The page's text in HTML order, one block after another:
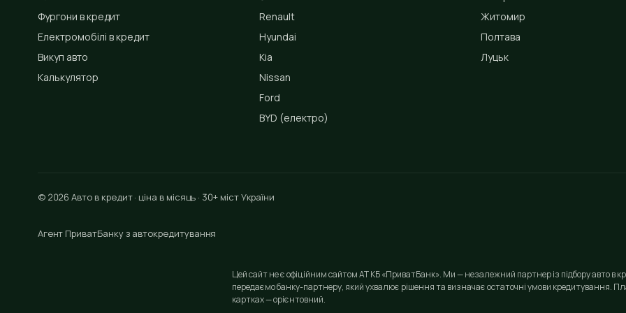
Фургони в кредит
Електромобілі в кредит
Викуп авто
Калькулятор
Renault
Hyundai
Kia
Nissan
Ford
BYD (електро)
Житомир
Полтава
Луцьк
© 2026 Авто в кредит · ціна в місяць · 30+ міст України
Агент ПриватБанку з автокредитування
Цей сайт не є офіційним сайтом АТ КБ «ПриватБанк». Ми — незалежний партнер із підбору авто в
передаємо банку-партнеру, який ухвалює рішення та визначає остаточні умови кредитування.
картках — орієнтовний.